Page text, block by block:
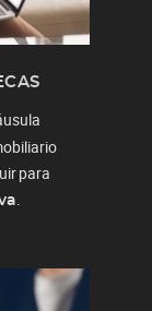
para